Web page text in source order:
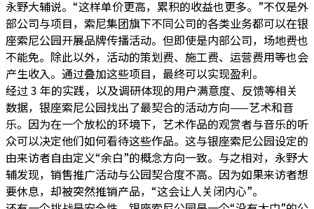
永野大辅说。“这样单价更高，累积的收益也更多。”不仅是外
部公司与项目，索尼集团旗下不同公司的各类业务都可以在银
座索尼公园开展品牌传播活动。但即使是内部公司，场地费也
不能免。除此以外，活动的策划费、施工费、运营费用等也会
产生收入。通过叠加这些项目，最终可以实现盈利。
经过 3 年的实践，以及调研体现的用户满意度、反馈等相关
数据，银座索尼公园找出了最契合的活动方向——艺术和音
乐。因为在一个放松的环境下，艺术作品的观赏者与音乐的听
众可以决定他们如何看待这些作品。这与银座索尼公园设定的
由来访者自由定义“余白”的概念方向一致。与之相对，永野大
辅发现，销售推广活动与公园契合度不高。因为如果来访者想
要休息，却被突然推销产品，“这会让人关闭内心”。